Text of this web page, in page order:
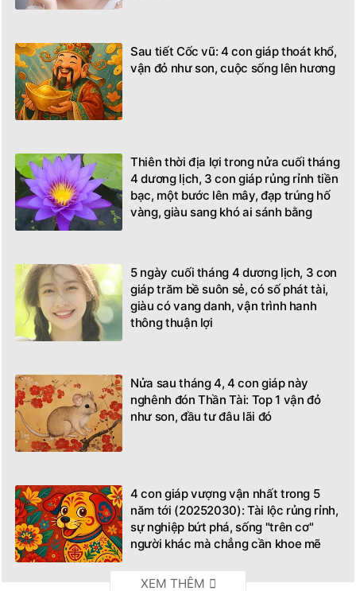
Sau tiết Cốc vũ: 4 con giáp thoát khổ,
vận đỏ như son, cuộc sống lên hương
Thiên thời địa lợi trong nửa cuối tháng
4 dương lịch, 3 con giáp rủng rỉnh tiền
bạc, một bước lên mây, đạp trúng hố
vàng, giàu sang khó ai sánh bằng
5 ngày cuối tháng 4 dương lịch, 3 con
giáp trăm bề suôn sẻ, có số phát tài,
giàu có vang danh, vận trình hanh
thông thuận lợi
Nửa sau tháng 4, 4 con giáp này
nghênh đón Thần Tài: Top 1 vận đỏ
như son, đầu tư đâu lãi đó
4 con giáp vượng vận nhất trong 5
năm tới (20252030): Tài lộc rủng rỉnh,
sự nghiệp bứt phá, sống "trên cơ"
người khác mà chẳng cần khoe mẽ